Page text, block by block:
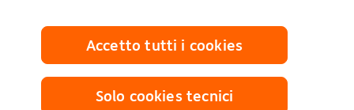
Collegamenti utili
Mappa del sito
Solo cookies tecnici
Accetto tutti i cookies